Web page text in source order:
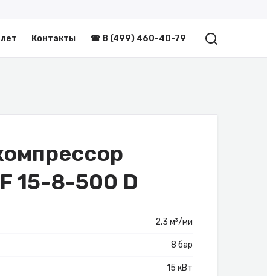
Контакты ☎ 8 (499) 460-40-79
15-8-500 D
2.3 м³/ми
8 бар
15 кВт